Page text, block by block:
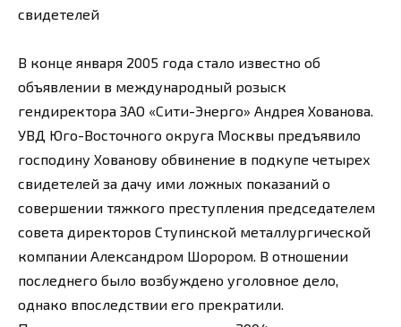
свидетелей
В конце января 2005 года стало известно об
объявлении в международный розыск
гендиректора ЗАО «Сити-Энерго» Андрея Хованова.
УВД Юго-Восточного округа Москвы предъявило
господину Хованову обвинение в подкупе четырех
свидетелей за дачу ими ложных показаний о
совершении тяжкого преступления председателем
совета директоров Ступинской металлургической
компании Александром Шорором. В отношении
последнего было возбуждено уголовное дело,
однако впоследствии его прекратили.